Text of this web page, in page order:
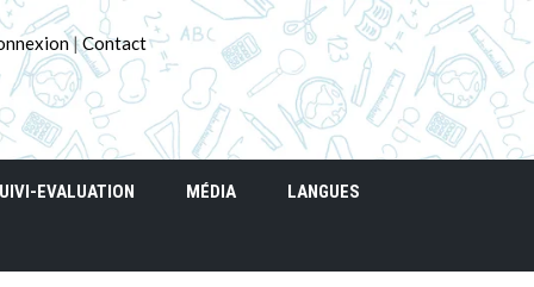
|Contact
EVALUATION MÉDIA LANGUES